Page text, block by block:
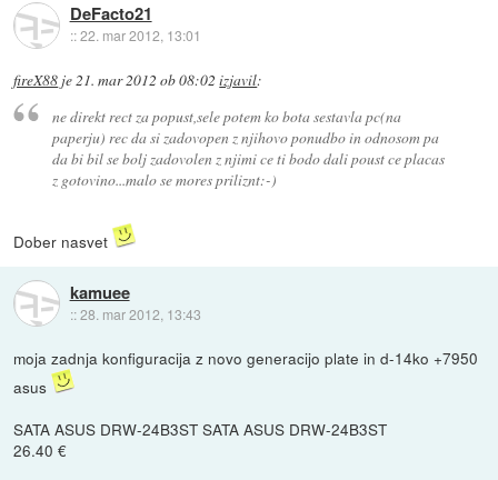
DeFacto21
::22. mar 2012, 13:01
fireX88 je21. mar 2012 ob 08:02 izjavil:
ne direkt rect za popust,sele potem ko bota sestavla pc(na
paperju) rec da si zadovopen z njihovo ponudbo in odnosom pa
da bi bil se bolj zadovolen z njimi ce ti bodo dali poust ce placas
z gotovino...malo se mores priliznt:-)
Dober nasvet
kamuee
::28. mar 2012, 13:43
moja zadnja konfiguracija z novo generacijo plate in d-14ko +7950
asus
SATA ASUS DRW-24B3ST SATA ASUS DRW-24B3ST
26.40 €